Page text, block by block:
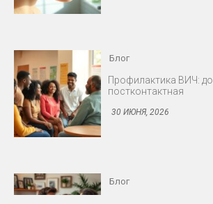
Блог
Снижение либидо у
Блог